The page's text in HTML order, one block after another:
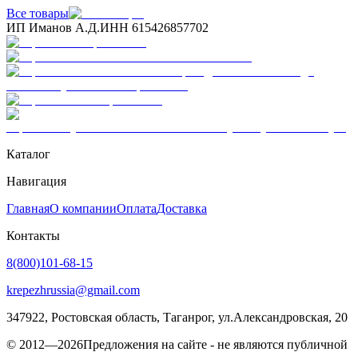
Все товары
ИП Иманов А.Д.ИНН 615426857702
Каталог
Навигация
ГлавнаяО компанииОплатаДоставка
Контакты
8(800)101-68-15
krepezhrussia@gmail.com
347922, Ростовская область, Таганрог, ул.Александровская, 20
© 2012—2026Предложения на сайте - не являются публичной